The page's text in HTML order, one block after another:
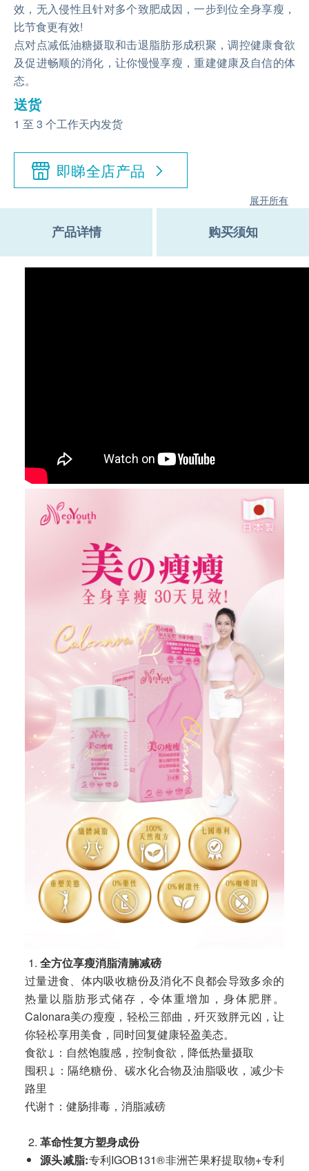
效，无入侵性且针对多个致肥成因，一步到位全身享瘦，
比节食更有效!
点对点减低油糖摄取和击退脂肪形成积聚，调控健康食欲
及促进畅顺的消化，让你慢慢享瘦，重建健康及自信的体
态。
送货
1 至 3 个工作天内发货
即睇全店产品
展开所有
产品详情 购买须知
全方位享瘦消脂清腩减磅
过量进食、体内吸收糖份及消化不良都会导致多余的
热量以脂肪形式储存，令体重增加，身体肥胖。
Calonara美の瘦瘦，轻松三部曲，歼灭致胖元凶，让
你轻松享用美食，同时回复健康轻盈美态。
食欲↓：自然饱腹感，控制食欲，降低热量摄取
囤积↓：隔绝糖份、碳水化合物及油脂吸收，减少卡
路里
代谢↑：健肠排毒，消脂减磅
革命性复方塑身成份
源头减脂:专利IGOB131®非洲芒果籽提取物+专利